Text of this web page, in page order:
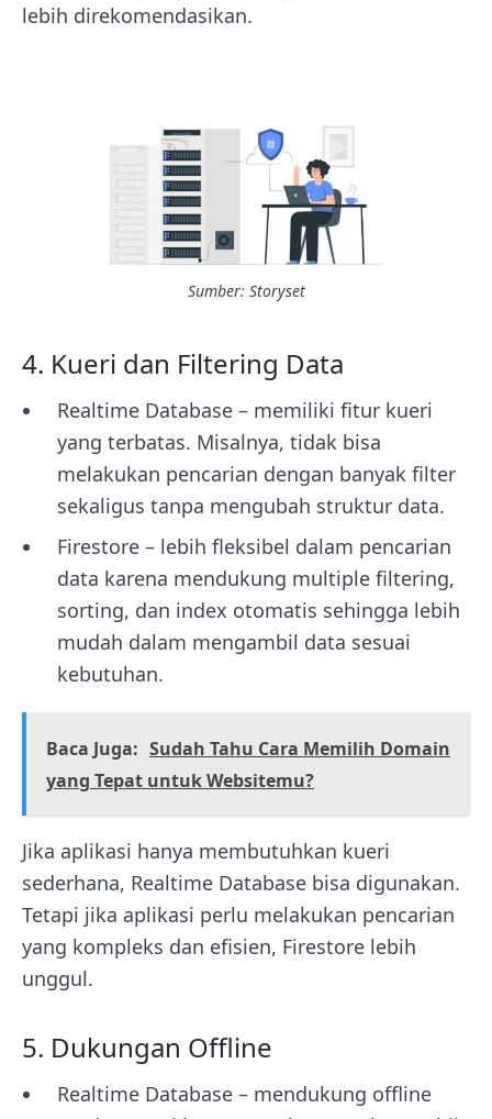
lebih direkomendasikan.
Sumber: Storyset
4. Kueri dan Filtering Data
Realtime Database – memiliki fitur kueri
yang terbatas. Misalnya, tidak bisa
melakukan pencarian dengan banyak filter
sekaligus tanpa mengubah struktur data.
Firestore – lebih fleksibel dalam pencarian
data karena mendukung multiple filtering,
sorting, dan index otomatis sehingga lebih
mudah dalam mengambil data sesuai
kebutuhan.
Baca Juga: Sudah Tahu Cara Memilih Domain
yang Tepat untuk Websitemu?
Jika aplikasi hanya membutuhkan kueri
sederhana, Realtime Database bisa digunakan.
Tetapi jika aplikasi perlu melakukan pencarian
yang kompleks dan efisien, Firestore lebih
unggul.
5. Dukungan Offline
Realtime Database – mendukung offline